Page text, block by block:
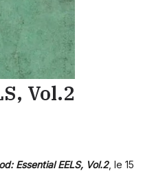
Vol.2
Essential EELS, Vol.2, le 15